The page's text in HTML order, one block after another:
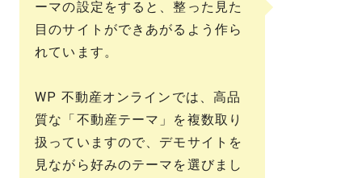
ーマの設定をすると、整った見た
目のサイトができあがるよう作ら
れています。
WP 不動産オンラインでは、高品
質な「不動産テーマ」を複数取り
扱っていますので、デモサイトを
見ながら好みのテーマを選びまし